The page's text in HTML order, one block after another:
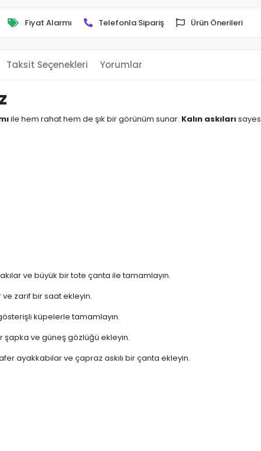
Fiyat Alarmı Telefonla Sipariş Ürün Önerileri
Taksit Seçenekleri Yorumlar
ile hem rahat hem de şık bir görünüm sunar. Kalın askıları
ve büyük bir tote çanta ile tamamlayın.
zarif bir saat ekleyin.
küpelerle tamamlayın.
şapka ve güneş gözlüğü ekleyin.
ayakkabılar ve çapraz askılı bir çanta ekleyin.